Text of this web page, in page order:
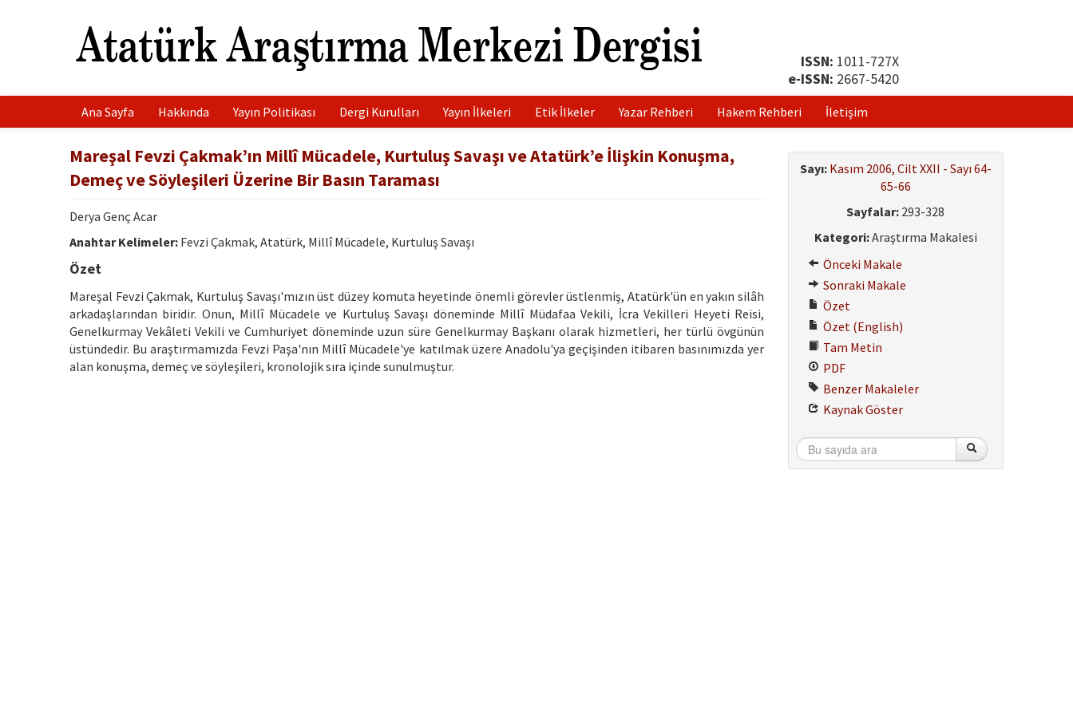
ISSN: 1011-727X
e-ISSN: 2667-5420
Ana Sayfa Hakkında Yayın Politikası Dergi Kurulları Yayın İlkeleri Etik İlkeler Yazar Rehberi Hakem Rehberi İletişim
Mareşal Fevzi Çakmak’ın Millî Mücadele, Kurtuluş Savaşı ve Atatürk’e İlişkin Konuşma,
Demeç ve Söyleşileri Üzerine Bir Basın Taraması
Derya Genç Acar
Anahtar Kelimeler: Fevzi Çakmak, Atatürk, Millî Mücadele, Kurtuluş Savaşı
Özet
Mareşal Fevzi Çakmak, Kurtuluş Savaşı'mızın üst düzey komuta heyetinde önemli görevler üstlenmiş, Atatürk'ün en yakın silâh
arkadaşlarından biridir. Onun, Millî Mücadele ve Kurtuluş Savaşı döneminde Millî Müdafaa Vekili, İcra Vekilleri Heyeti Reisi,
Genelkurmay Vekâleti Vekili ve Cumhuriyet döneminde uzun süre Genelkurmay Başkanı olarak hizmetleri, her türlü övgünün
üstündedir. Bu araştırmamızda Fevzi Paşa'nın Millî Mücadele'ye katılmak üzere Anadolu'ya geçişinden itibaren basınımızda yer
alan konuşma, demeç ve söyleşileri, kronolojik sıra içinde sunulmuştur.
Sayı: Kasım 2006, Cilt XXII - Sayı 64-
65-66
Sayfalar: 293-328
Kategori:Araştırma Makalesi
Önceki Makale
Sonraki Makale
Özet
Özet (English)
Tam Metin
PDF
Benzer Makaleler
Kaynak Göster